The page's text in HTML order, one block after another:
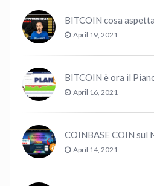
April 19, 2021
BITCOIN è ora il
April 16, 2021
April 14, 2021